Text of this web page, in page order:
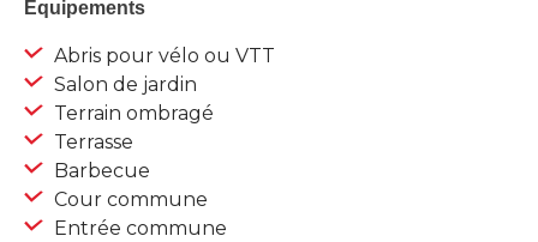
Equipements
Abris pour vélo ou VTT
Salon de jardin
Terrain ombragé
Terrasse
Barbecue
Cour commune
Entrée commune